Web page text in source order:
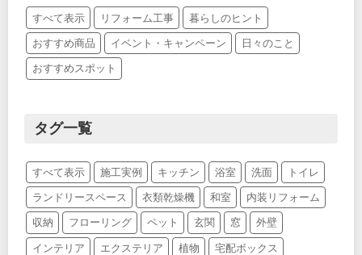
すべて表示 リフォーム工事 暮らしのヒント
おすすめ商品 イベント・キャンペーン 日々のこと
おすすめスポット
タグ一覧
すべて表示 施工実例 キッチン 浴室 洗面 トイレ
ランドリースペース 衣類乾燥機 和室 内装リフォーム
収納 フローリング ペット 玄関 窓 外壁
インテリア エクステリア 植物 宅配ボックス